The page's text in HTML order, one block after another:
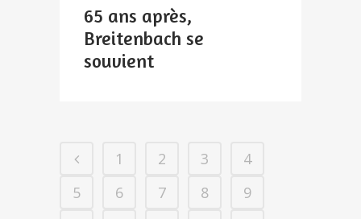
65 ans après,
Breitenbach se
souvient
1 2 3
4
5
6 7 8
9